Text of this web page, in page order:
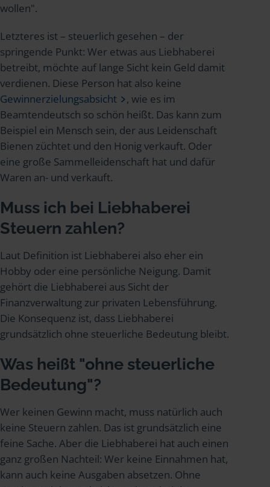
wollen".
Letzteres ist – steuerlich gesehen – der
springende Punkt: Wer etwas aus Liebhaberei
betreibt, möchte auf lange Sicht kein Geld damit
verdienen. Diese Person hat also keine
Gewinnerzielungsabsicht
, wie es im
Beamtendeutsch so schön heißt. Das kann zum
Beispiel ein Mensch sein, der aus Leidenschaft
Bienen züchtet und den Honig verkauft. Oder
eine große Sammelleidenschaft hat und dafür
Waren an- und verkauft.
Muss ich bei Liebhaberei
Steuern zahlen?
Laut Definition ist Liebhaberei also eher ein
Hobby oder eine persönliche Neigung. Damit
gehört die Liebhaberei aus Sicht der
Finanzverwaltung zur privaten Lebensführung.
Die Konsequenz ist, dass Liebhaberei
grundsätzlich ohne steuerliche Bedeutung bleibt.
Was heißt "ohne steuerliche
Bedeutung"?
Wer keinen Gewinn macht, muss natürlich auch
keine Steuern zahlen. Das ist grundsätzlich eine
feine Sache. Aber die Liebhaberei hat auch einen
ganz großen Nachteil: Wer keine Einnahmen hat,
kann auch keine Ausgaben absetzen. Ohne